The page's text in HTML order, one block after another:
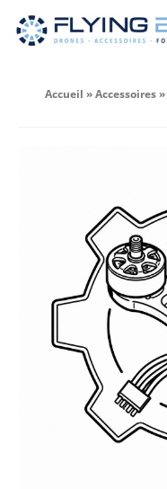
Accueil »Accessoires»